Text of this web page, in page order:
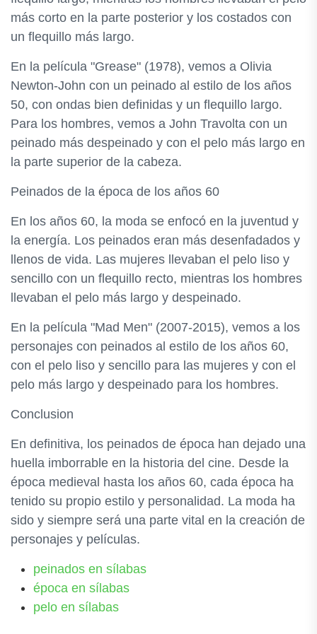
más corto en la parte posterior y los costados con
un flequillo más largo.
En la película "Grease" (1978), vemos a Olivia
Newton-John con un peinado al estilo de los años
50, con ondas bien definidas y un flequillo largo.
Para los hombres, vemos a John Travolta con un
peinado más despeinado y con el pelo más largo en
la parte superior de la cabeza.
Peinados de la época de los años 60
En los años 60, la moda se enfocó en la juventud y
la energía. Los peinados eran más desenfadados y
llenos de vida. Las mujeres llevaban el pelo liso y
sencillo con un flequillo recto, mientras los hombres
llevaban el pelo más largo y despeinado.
En la película "Mad Men" (2007-2015), vemos a los
personajes con peinados al estilo de los años 60,
con el pelo liso y sencillo para las mujeres y con el
pelo más largo y despeinado para los hombres.
Conclusion
En definitiva, los peinados de época han dejado una
huella imborrable en la historia del cine. Desde la
época medieval hasta los años 60, cada época ha
tenido su propio estilo y personalidad. La moda ha
sido y siempre será una parte vital en la creación de
personajes y películas.
peinados en sílabas
época en sílabas
pelo en sílabas